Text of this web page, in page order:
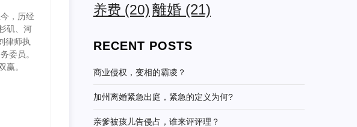
，历经
矶、河
律师执
委员。
赢。
养费 (20)離婚 (21)
RECENT POSTS
商业侵权，变相的霸凌？
加州离婚紧急出庭，紧急的定义为何?
亲爹被孩儿告侵占，谁来评评理？